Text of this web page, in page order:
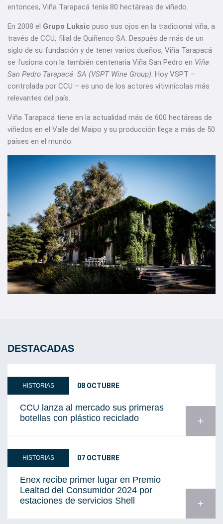
entonces, Viña Tarapacá tenía 80 hectáreas de viñedo.
En 2008 el Grupo Luksic puso sus ojos en la tradicional viña, a
través de CCU, filial de Quiñenco SA. Después de más de un
siglo de su fundación y de tener varios dueños, Viña Tarapacá
se fusiona con la también centenaria Viña San Pedro en Viña
San Pedro Tarapacá SA (VSPT Wine Group). Hoy VSPT –
controlada por CCU – es uno de los actores vitivinícolas más
relevantes del país.
Viña Tarapacá tiene en la actualidad más de 600 hectáreas de
viñedos en el Valle del Maipo y su producción llega a más de 50
países en el mundo.
DESTACADAS
HISTORIAS 08 OCTUBRE
CCU lanza al mercado sus primeras
botellas con plástico reciclado
add
HISTORIAS 07 OCTUBRE
Enex recibe primer lugar en Premio
Lealtad del Consumidor 2024 por
estaciones de servicios Shell
add